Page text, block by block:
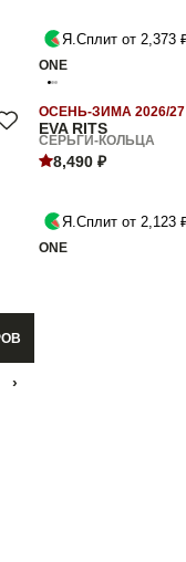
Я.Сплит от 2,373
ONE
EVA RITS
ОСЕНЬ-ЗИМА 2026/27
СЕРЬГИ-КОЛЬЦА
8,490 ₽
Я.Сплит от 2,123
ONE
›